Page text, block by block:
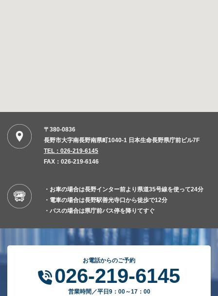
〒380-0836
長野市大字南長野南県町1040-1 日本生命長野県庁前ビル7F
TEL：026-219-6145
FAX：026-219-6146
・お車の場合は長野インター前より県道35号線を使って24分
・電車の場合は長野駅善光寺口から徒歩で12分
・バスの場合は県庁前バス停を降りてすぐ
お電話からのご予約
026-219-6145
営業時間／平日9：00～17：00